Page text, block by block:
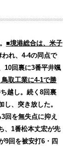
■境港総合は、米子
れ、4-4の同点で
10回裏に3番平井颯
取工業に4-1で勝
越し。続く8回裏
、突き放した。
回を無失点に抑え
、1番松本丈宏が先
9回を被安打6・四